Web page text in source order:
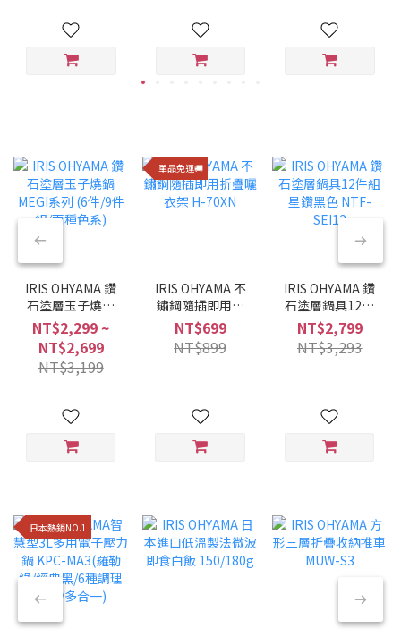
IRIS OHYAMA 鑽
石塗層玉子燒鍋
MEGI系列 (6件/9
件組/兩種色系)
NT$2,299 ~
NT$2,699
NT$3,199
單品免運🚚
IRIS OHYAMA 不
鏽鋼隨插即用折
疊曬衣架 H-
70XN
NT$699
NT$899
IRIS OHYAMA 鑽
石塗層鍋具12件
組 星鑽黑色
NTF-SEI12
NT$2,799
NT$3,293
日本熱銷NO.1